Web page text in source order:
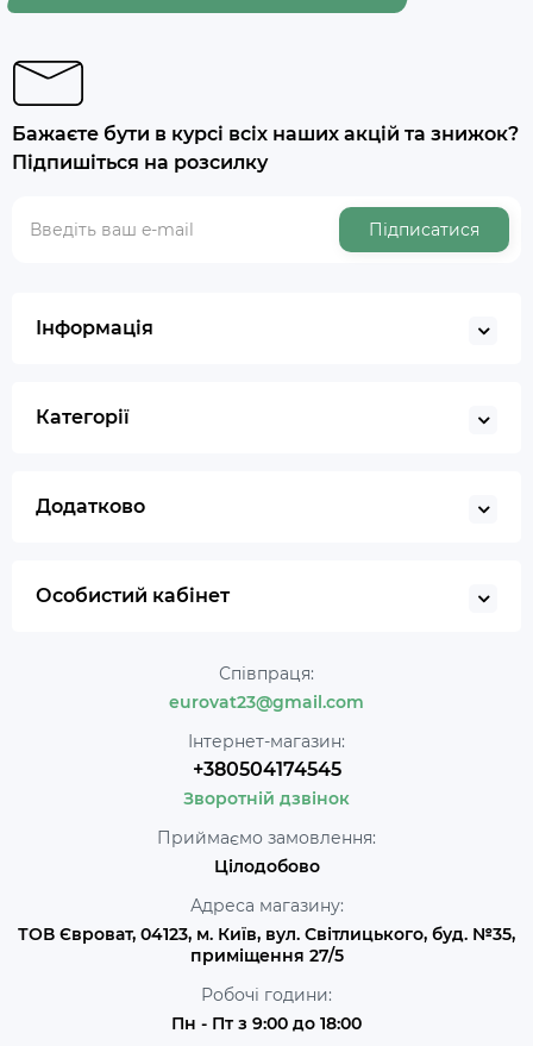
Бажаєте бути в курсі всіх наших акцій та знижок?
Підпишіться на розсилку
Підписатися
Інформація
Категорії
Додатково
Особистий кабінет
Співпраця:
eurovat23@gmail.com
Інтернет-магазин:
+380504174545
Зворотній дзвінок
Приймаємо замовлення:
Цілодобово
Адреса магазину:
ТОВ Євроват, 04123, м. Київ, вул. Світлицького, буд. №35,
приміщення 27/5
Робочі години:
Пн - Пт з 9:00 до 18:00